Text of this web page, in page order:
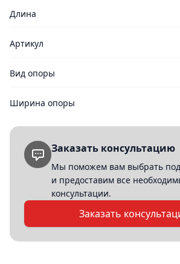
Длина
Артикул
Вид опоры
Ширина опоры
Заказать консультацию
Мы поможем вам выбрать
и предоставим все
консультации.
Заказать